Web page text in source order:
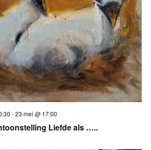
Liefde als …..
-23 mei @ 17:00